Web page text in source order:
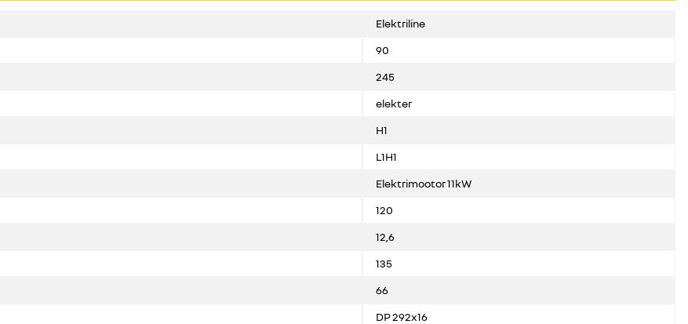
Elektriline
90
245
elekter
H1
L1H1
Elektrimootor 11kW
120
12,6
135
66
DP 292x16